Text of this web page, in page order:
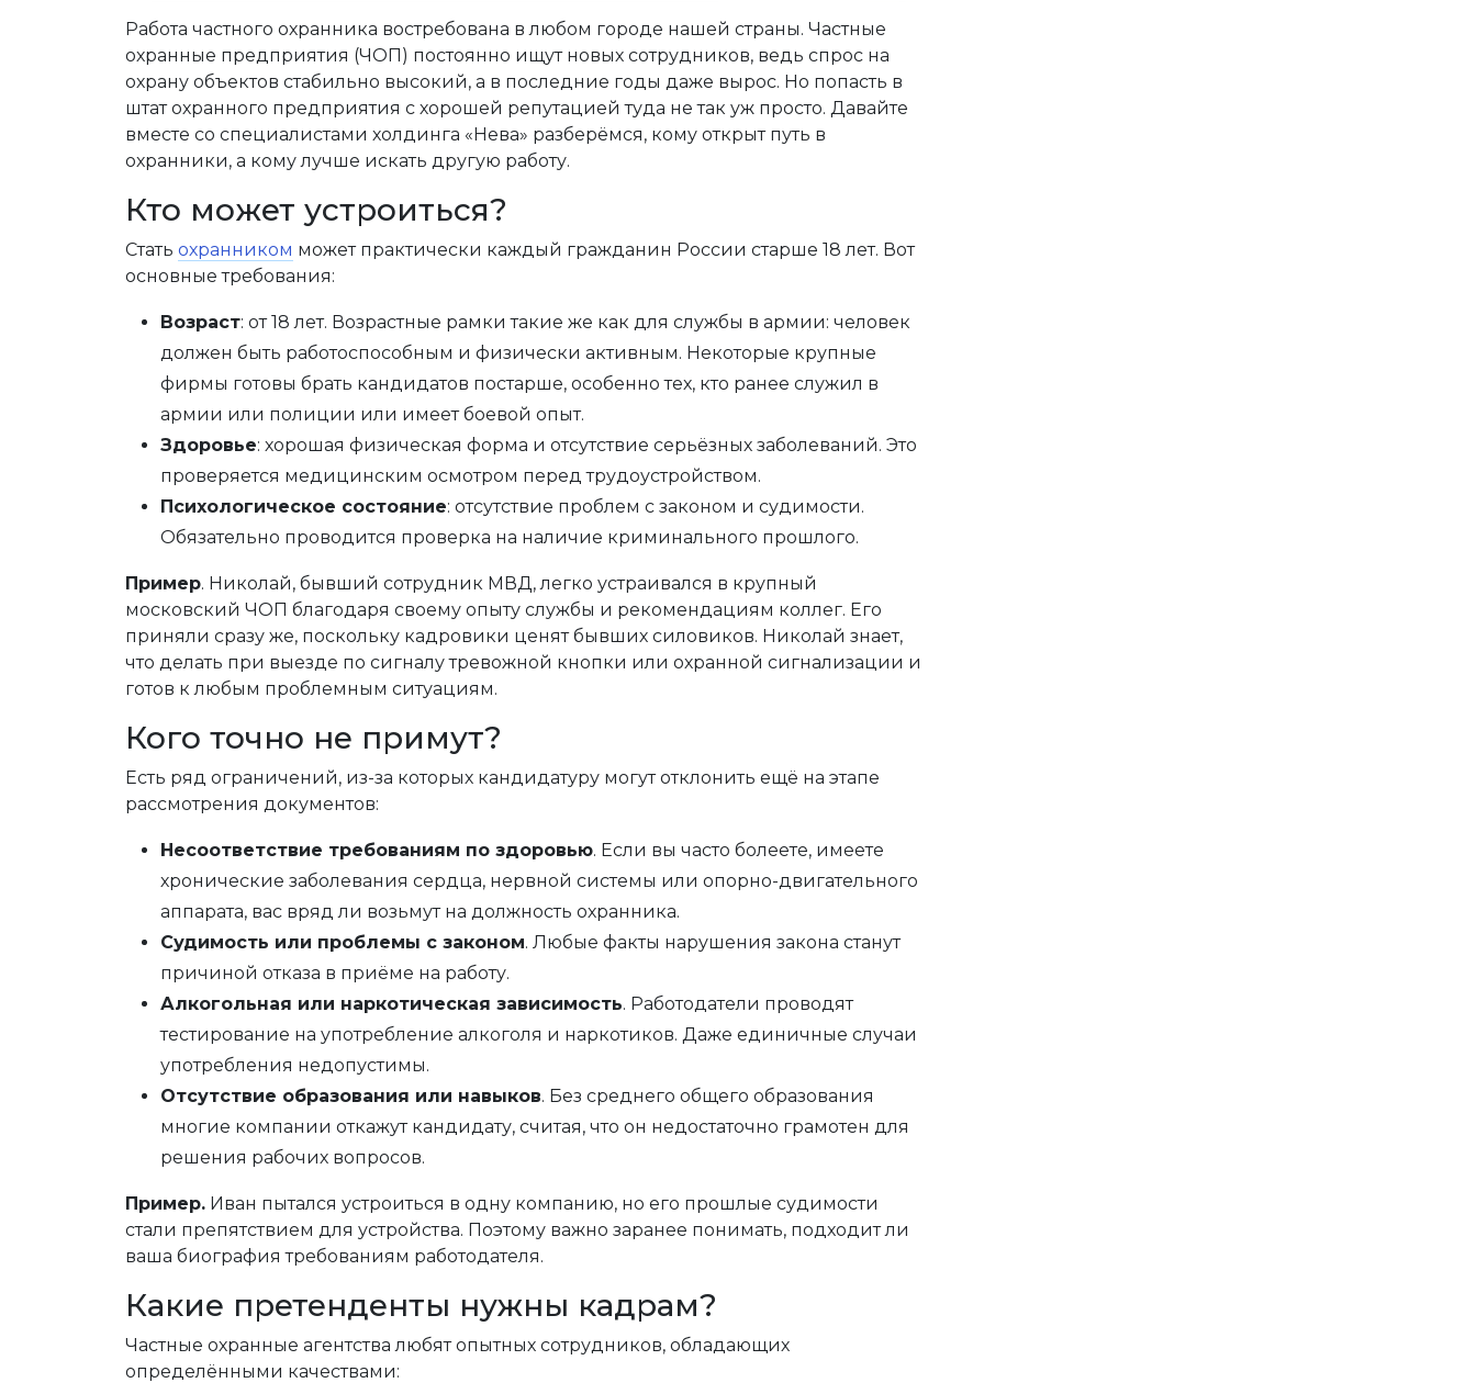
Работа частного охранника востребована в любом городе нашей страны. Частные
охранные предприятия (ЧОП) постоянно ищут новых сотрудников, ведь спрос на
охрану объектов стабильно высокий, а в последние годы даже вырос. Но попасть в
штат охранного предприятия с хорошей репутацией туда не так уж просто. Давайте
вместе со специалистами холдинга «Нева» разберёмся, кому открыт путь в
охранники, а кому лучше искать другую работу.
Кто может устроиться?
Стать охранником может практически каждый гражданин России старше 18 лет. Вот
основные требования:
Возраст: от 18 лет. Возрастные рамки такие же как для службы в армии: человек
должен быть работоспособным и физически активным. Некоторые крупные
фирмы готовы брать кандидатов постарше, особенно тех, кто ранее служил в
армии или полиции или имеет боевой опыт.
Здоровье: хорошая физическая форма и отсутствие серьёзных заболеваний. Это
проверяется медицинским осмотром перед трудоустройством.
Психологическое состояние: отсутствие проблем с законом и судимости.
Обязательно проводится проверка на наличие криминального прошлого.
Пример. Николай, бывший сотрудник МВД, легко устраивался в крупный
московский ЧОП благодаря своему опыту службы и рекомендациям коллег. Его
приняли сразу же, поскольку кадровики ценят бывших силовиков. Николай знает,
что делать при выезде по сигналу тревожной кнопки или охранной сигнализации и
готов к любым проблемным ситуациям.
Кого точно не примут?
Есть ряд ограничений, из-за которых кандидатуру могут отклонить ещё на этапе
рассмотрения документов:
Несоответствие требованиям по здоровью. Если вы часто болеете, имеете
хронические заболевания сердца, нервной системы или опорно-двигательного
аппарата, вас вряд ли возьмут на должность охранника.
Судимость или проблемы с законом. Любые факты нарушения закона станут
причиной отказа в приёме на работу.
Алкогольная или наркотическая зависимость. Работодатели проводят
тестирование на употребление алкоголя и наркотиков. Даже единичные случаи
употребления недопустимы.
Отсутствие образования или навыков. Без среднего общего образования
многие компании откажут кандидату, считая, что он недостаточно грамотен для
решения рабочих вопросов.
Пример. Иван пытался устроиться в одну компанию, но его прошлые судимости
стали препятствием для устройства. Поэтому важно заранее понимать, подходит ли
ваша биография требованиям работодателя.
Какие претенденты нужны кадрам?
Частные охранные агентства любят опытных сотрудников, обладающих
определёнными качествами: